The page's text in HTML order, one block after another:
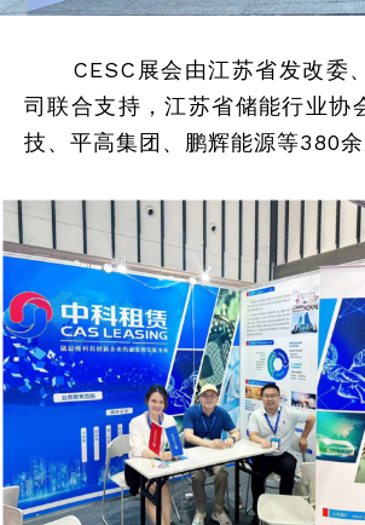
CESC展会由江苏省发改委
司联合支持，江苏省储能行业协
技、平高集团、鹏辉能源等380